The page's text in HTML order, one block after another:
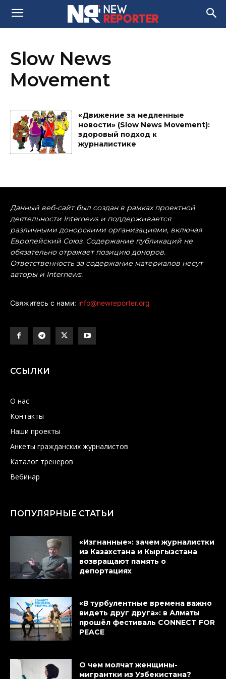
Slow News
Movement
«Движение за медленные
новости» (Slow News Movement):
здоровый подход к
журналистике
Данный веб-сайт был создан в рамках проектной
деятельности Internews и поддерживается
различными донорскими организациями, включая
Европейский Союз. Содержание публикаций не
обязательно отражает позицию доноров.
Ответственность за содержание материалов несут
авторы и Internews.
Свяжитесь с нами: info@newreporter.org
ССЫЛКИ
О нас
Контакты
Наши проекты
Анкеты гражданских журналистов
Каталог тренеров
Вебинар
ПОПУЛЯРНЫЕ СТАТЬИ
«Изгнанные»: зачем журналистки
из Казахстана и Кыргызстана
возвращают память о
депортациях
«В турбулентные времена важно
видеть друг друга»: в Алматы
прошёл фестиваль CONNECT FOR
PEACE
О чем молчат женщины-
мигрантки из Узбекистана?